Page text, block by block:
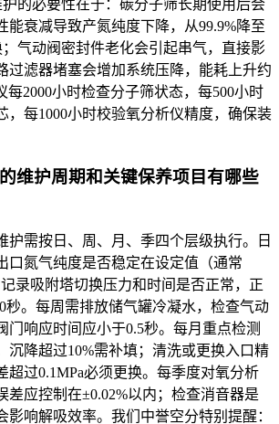
护的必要性在于：碳分子筛长期使用后会
能衰减导致产氮纯度下降，从99.9%降至
；气动阀密封件老化会引起串气，直接影
过滤器堵塞会增加系统压降，能耗上升约
每2000小时检查分子筛状态，每500小时
，每1000小时校验氧分析仪精度，确保装
维护周期和关键保养项目有哪些
护需按日、周、月、季四个层级执行。日
口氮气纯度是否稳定在设定值（通常
记录吸附塔切换压力和时间是否正常，正
秒。每周需排放储气罐冷凝水，检查气动
门响应时间应小于0.5秒。每月重点检测
沉降超过10%需补填；清洗或更换入口精
超过0.1MPa必须更换。每季度对氧分析
差应控制在±0.02%以内；检查消音器是
影响解吸效率。我们中誉空分特别提醒：